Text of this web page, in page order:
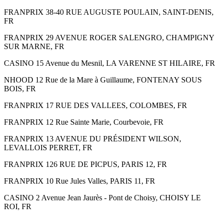
FRANPRIX 38-40 RUE AUGUSTE POULAIN, SAINT-DENIS,
FR
FRANPRIX 29 AVENUE ROGER SALENGRO, CHAMPIGNY
SUR MARNE, FR
CASINO 15 Avenue du Mesnil, LA VARENNE ST HILAIRE, FR
NHOOD 12 Rue de la Mare à Guillaume, FONTENAY SOUS
BOIS, FR
FRANPRIX 17 RUE DES VALLEES, COLOMBES, FR
FRANPRIX 12 Rue Sainte Marie, Courbevoie, FR
FRANPRIX 13 AVENUE DU PRÉSIDENT WILSON,
LEVALLOIS PERRET, FR
FRANPRIX 126 RUE DE PICPUS, PARIS 12, FR
FRANPRIX 10 Rue Jules Valles, PARIS 11, FR
CASINO 2 Avenue Jean Jaurès - Pont de Choisy, CHOISY LE
ROI, FR